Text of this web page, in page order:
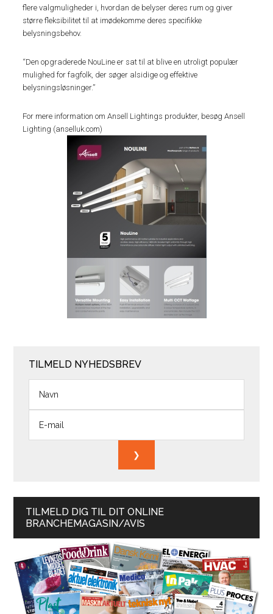
flere valgmuligheder i, hvordan de belyser deres rum og giver
større fleksibilitet til at imødekomme deres specifikke
belysningsbehov.
“Den opgraderede NouLine er sat til at blive en utroligt populær
mulighed for fagfolk, der søger alsidige og effektive
belysningsløsninger.”
For mere information om Ansell Lightings produkter, besøg Ansell
Lighting (anselluk.com)
TILMELD NYHEDSBREV
TILMELD DIG TIL DIT ONLINE
BRANCHEMAGASIN/AVIS